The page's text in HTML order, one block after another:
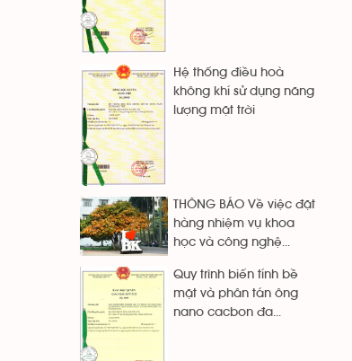
Hệ thống điều hoà
không khí sử dụng năng
lượng mặt trời
THÔNG BÁO Về việc đặt
hàng nhiệm vụ khoa
học và công nghệ...
Quy trình biến tính bề
mặt và phân tán ông
nano cacbon đa...